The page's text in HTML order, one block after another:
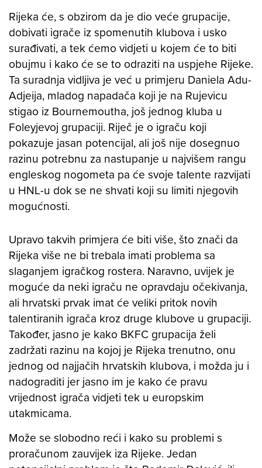
Rijeka će, s obzirom da je dio veće grupacije,
dobivati igrače iz spomenutih klubova i usko
surađivati, a tek ćemo vidjeti u kojem će to biti
obujmu i kako će se to odraziti na uspjehe Rijeke.
Ta suradnja vidljiva je već u primjeru Daniela Adu-
Adjeija, mladog napadača koji je na Rujevicu
stigao iz Bournemoutha, još jednog kluba u
Foleyjevoj grupaciji. Riječ je o igraču koji
pokazuje jasan potencijal, ali još nije dosegnuo
razinu potrebnu za nastupanje u najvišem rangu
engleskog nogometa pa će svoje talente razvijati
u HNL-u dok se ne shvati koji su limiti njegovih
mogućnosti.
Upravo takvih primjera će biti više, što znači da
Rijeka više ne bi trebala imati problema sa
slaganjem igračkog rostera. Naravno, uvijek je
moguće da neki igraču ne opravdaju očekivanja,
ali hrvatski prvak imat će veliki pritok novih
talentiranih igrača kroz druge klubove u grupaciji.
Također, jasno je kako BKFC grupacija želi
zadržati razinu na kojoj je Rijeka trenutno, onu
jednog od najjačih hrvatskih klubova, i možda ju i
nadograditi jer jasno im je kako će pravu
vrijednost igrača vidjeti tek u europskim
utakmicama.
Može se slobodno reći i kako su problemi s
proračunom zauvijek iza Rijeke. Jedan